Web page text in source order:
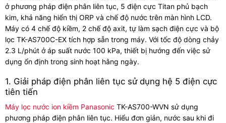
ở phương pháp điện phân liên tục, 5 điện cực Titan phủ bạch
kim, khả năng hiển thị ORP và chế độ nước trên màn hình LCD.
Máy có 4 chế độ kiềm, 2 chế độ axit, tự làm sạch điện cực và bộ
lọc TK-AS700C-EX tích hợp sẵn trong máy. Với tốc độ dòng chảy
2.3 L/phút ở áp suất nước 100 kPa, thiết bị hướng đến việc sử
dụng ổn định trong sinh hoạt hằng ngày.
1. Giải pháp điện phân liên tục sử dụng hệ 5 điện cực
tiên tiến
Máy lọc nước ion kiềm Panasonic TK-AS700-WVN sử dụng
phương pháp điện phân liên tục. Hiểu đơn giản, nước sau khi đi